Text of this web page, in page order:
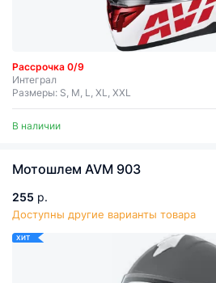
Рассрочка 0/9
Интеграл
Размеры: S, M, L, XL, XXL
В наличии
Мотошлем AVM 903
255 р.
Доступны другие варианты товара
ХИТ